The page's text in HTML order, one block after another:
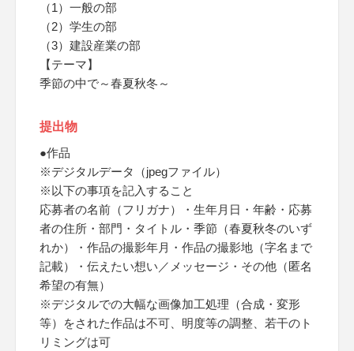
（1）一般の部
（2）学生の部
（3）建設産業の部
【テーマ】
季節の中で～春夏秋冬～
提出物
●作品
※デジタルデータ（jpegファイル）
※以下の事項を記入すること
応募者の名前（フリガナ）・生年月日・年齢・応募
者の住所・部門・タイトル・季節（春夏秋冬のいず
れか）・作品の撮影年月・作品の撮影地（字名まで
記載）・伝えたい想い／メッセージ・その他（匿名
希望の有無）
※デジタルでの大幅な画像加工処理（合成・変形
等）をされた作品は不可、明度等の調整、若干のト
リミングは可